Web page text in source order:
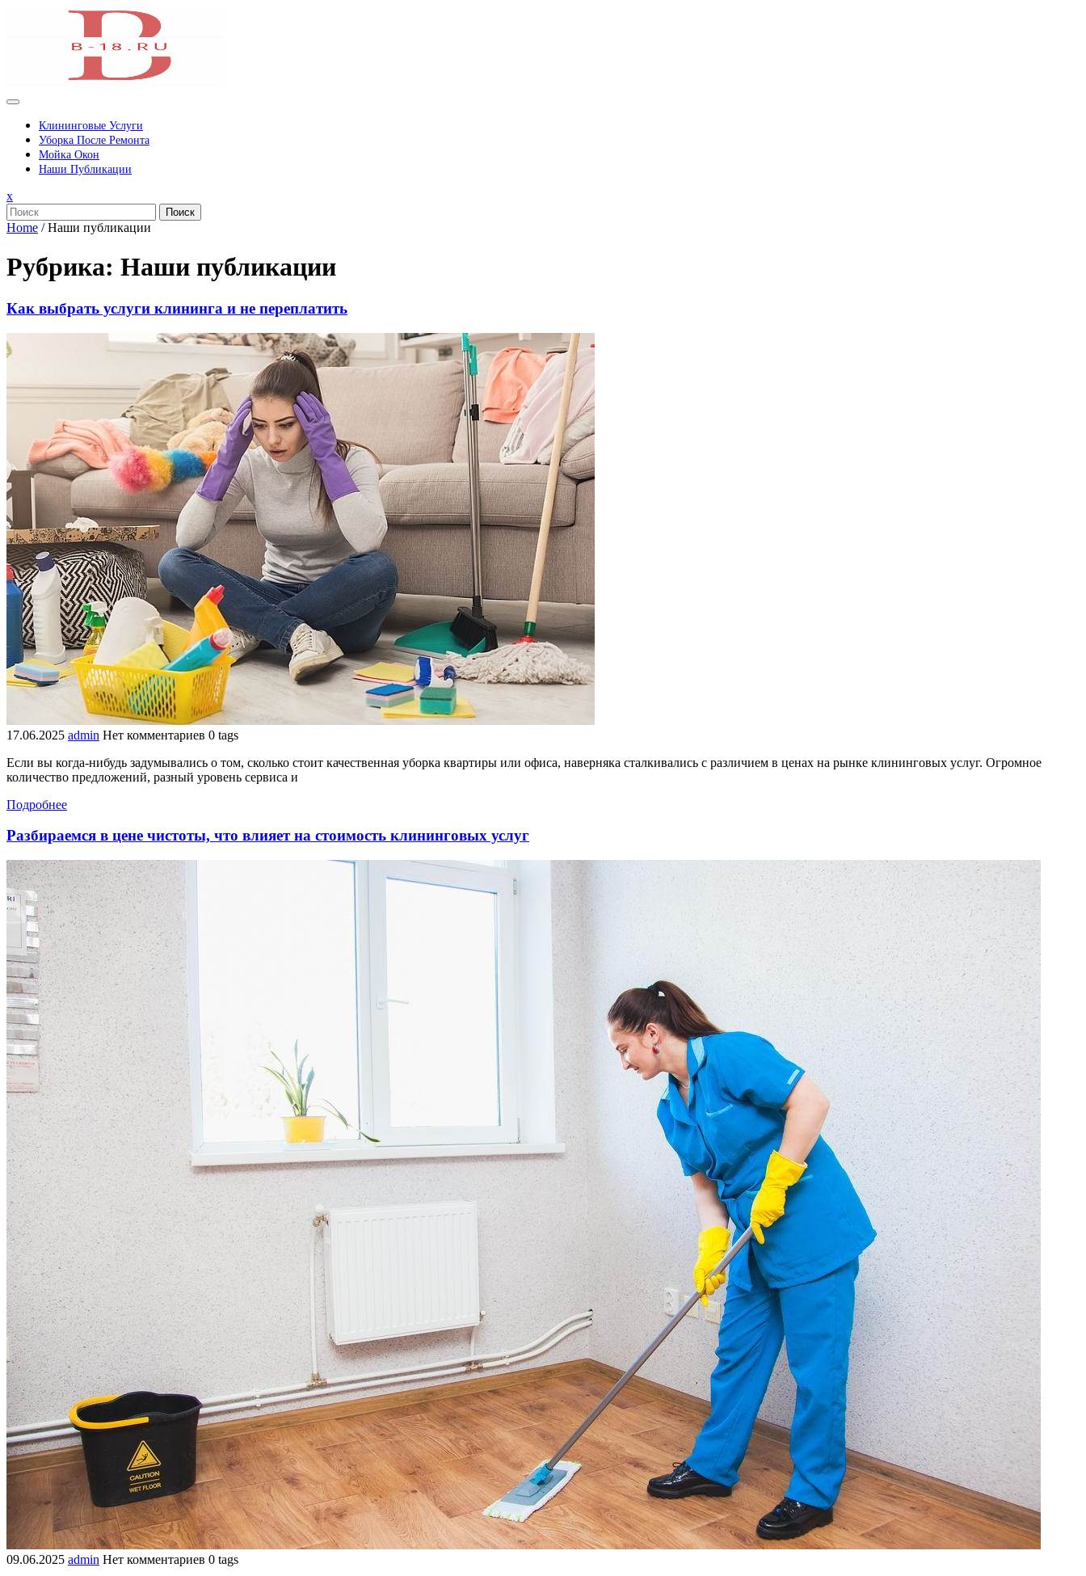
содержимому
Клининговые Услуги
Уборка После Ремонта
Мойка Окон
Наши Публикации
xЗакрыть
меню
Поиск
Home /Наши публикации
Рубрика: Наши публикации
Как выбрать услуги клининга и не переплатить
17.06.2025 admin Нет комментариев 0 tags
Если вы когда-нибудь задумывались о том, сколько стоит качественная уборка квартиры или офиса, наверняка сталкивались с различием в ценах на рынке клининговых услуг. Огромное
количество предложений, разный уровень сервиса и
Подробнее
Разбираемся в цене чистоты, что влияет на стоимость клининговых услуг
09.06.2025 admin Нет комментариев 0 tags